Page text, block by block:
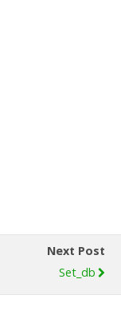
Next Post
Set_db